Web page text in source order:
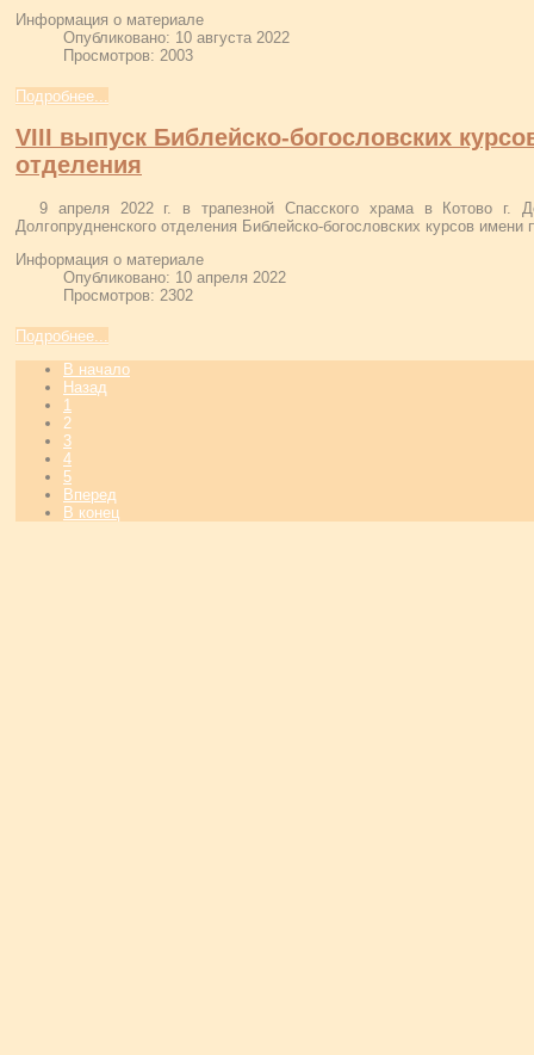
Информация о материале
Опубликовано: 10 августа 2022
Просмотров: 2003
Подробнее...
VIII выпуск Библейско-богословских
отделения
9 апреля 2022 г. в трапезной Спасского храма в Котово г.
Долгопрудненского отделения Библейско-богословских курсов
Информация о материале
Опубликовано: 10 апреля 2022
Просмотров: 2302
Подробнее...
В начало
Назад
1
2
3
4
5
Вперед
В конец